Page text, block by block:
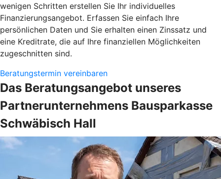
wenigen Schritten erstellen Sie Ihr individuelles
Finanzierungsangebot. Erfassen Sie einfach Ihre
persönlichen Daten und Sie erhalten einen Zinssatz und
eine Kreditrate, die auf Ihre finanziellen Möglichkeiten
zugeschnitten sind.
Beratungstermin vereinbaren
Das Beratungsangebot unseres
Partnerunternehmens Bausparkasse
Schwäbisch Hall